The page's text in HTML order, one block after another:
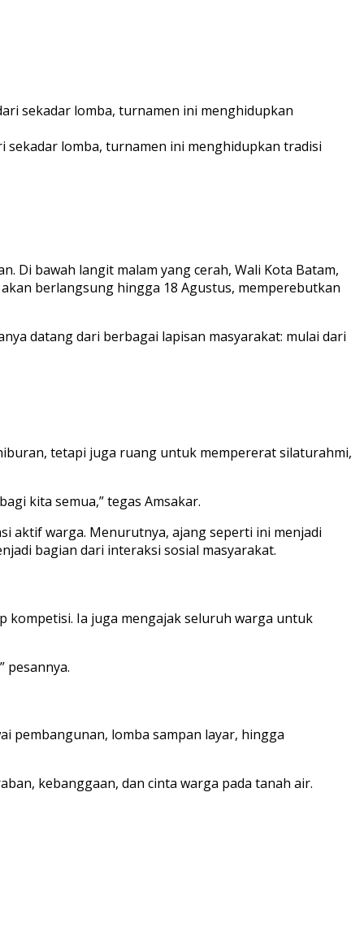
sekadar lomba, turnamen ini menghidupkan tradisi
Di bawah langit malam yang cerah, Wali Kota Batam,
berlangsung hingga 18 Agustus, memperebutkan
datang dari berbagai lapisan masyarakat: mulai dari
tetapi juga ruang untuk mempererat silaturahmi,
kita semua,” tegas Amsakar.
aktif warga. Menurutnya, ajang seperti ini menjadi
bagian dari interaksi sosial masyarakat.
kompetisi. Ia juga mengajak seluruh warga untuk
pesannya.
pembangunan, lomba sampan layar, hingga
kebanggaan, dan cinta warga pada tanah air.